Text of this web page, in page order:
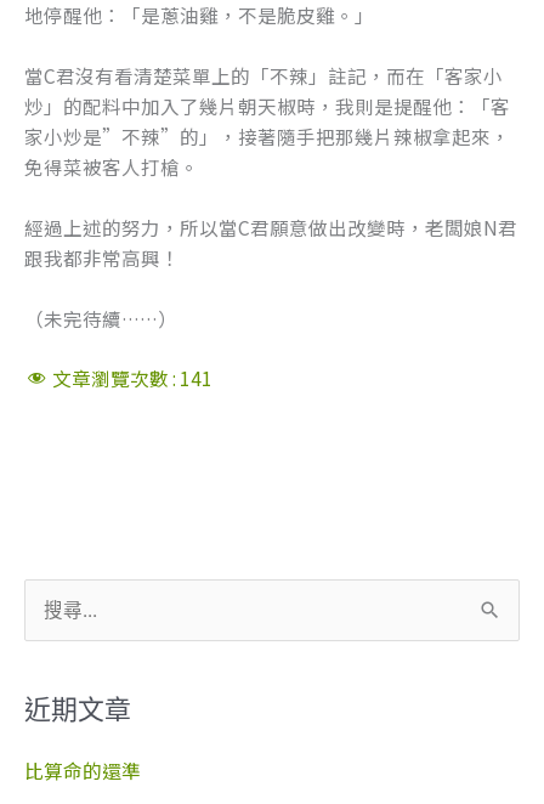
地停醒他：「是蔥油雞，不是脆皮雞。」
當C君沒有看清楚菜單上的「不辣」註記，而在「客家小
炒」的配料中加入了幾片朝天椒時，我則是提醒他：「客
家小炒是”不辣”的」，接著隨手把那幾片辣椒拿起來，
免得菜被客人打槍。
經過上述的努力，所以當C君願意做出改變時，老闆娘N君
跟我都非常高興！
（未完待續……）
文章瀏覽次數 : 141
尋
鍵
字
近期文章
比算命的還準